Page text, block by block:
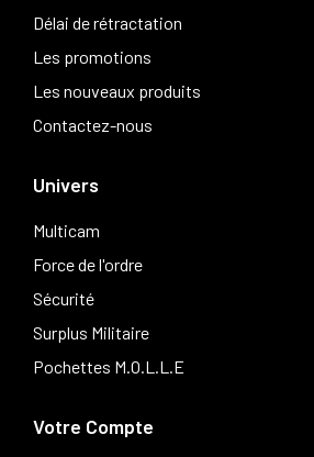
Délai de rétractation
Les promotions
Les nouveaux produits
Contactez-nous
Univers
Multicam
Force de l'ordre
Sécurité
Surplus Militaire
Pochettes M.O.L.L.E
Votre Compte